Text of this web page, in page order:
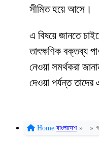
সীমিত হয়ে আসে।
এ বিষয়ে জানতে
তাৎক্ষণিক বক্তব্য
নেওয়া সমর্থকরা
দেওয়া পর্যন্ত
Home বাংলাদেশ » »